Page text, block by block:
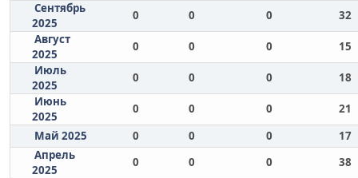
Сентябрь
2025
0 0 0
32
Август
2025
0 0 0
15
Июль
2025
0 0 0
18
Июнь
2025
0 0 0
21
Май 2025
0 0 0
17
Апрель
2025
0 0 0
38